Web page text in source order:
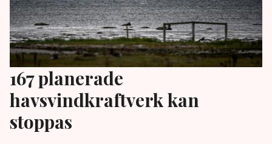
167 planerade
havsvindkraftverk kan
stoppas